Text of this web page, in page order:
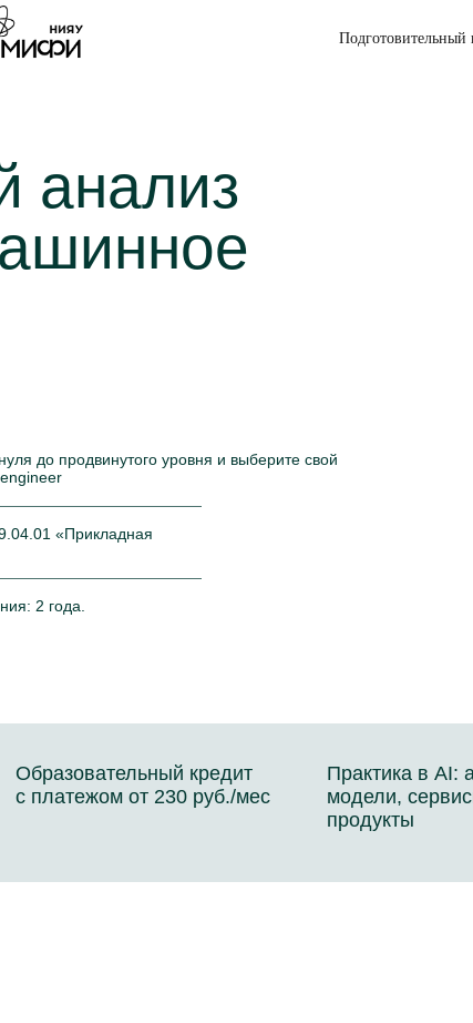
Подготовительный
анализ
Образовательный кредит
с платежом от 230 руб./мес
Практика в AI:
модели,
продукты
до продвинутого уровня и выберите свой
«Прикладная
2 года.